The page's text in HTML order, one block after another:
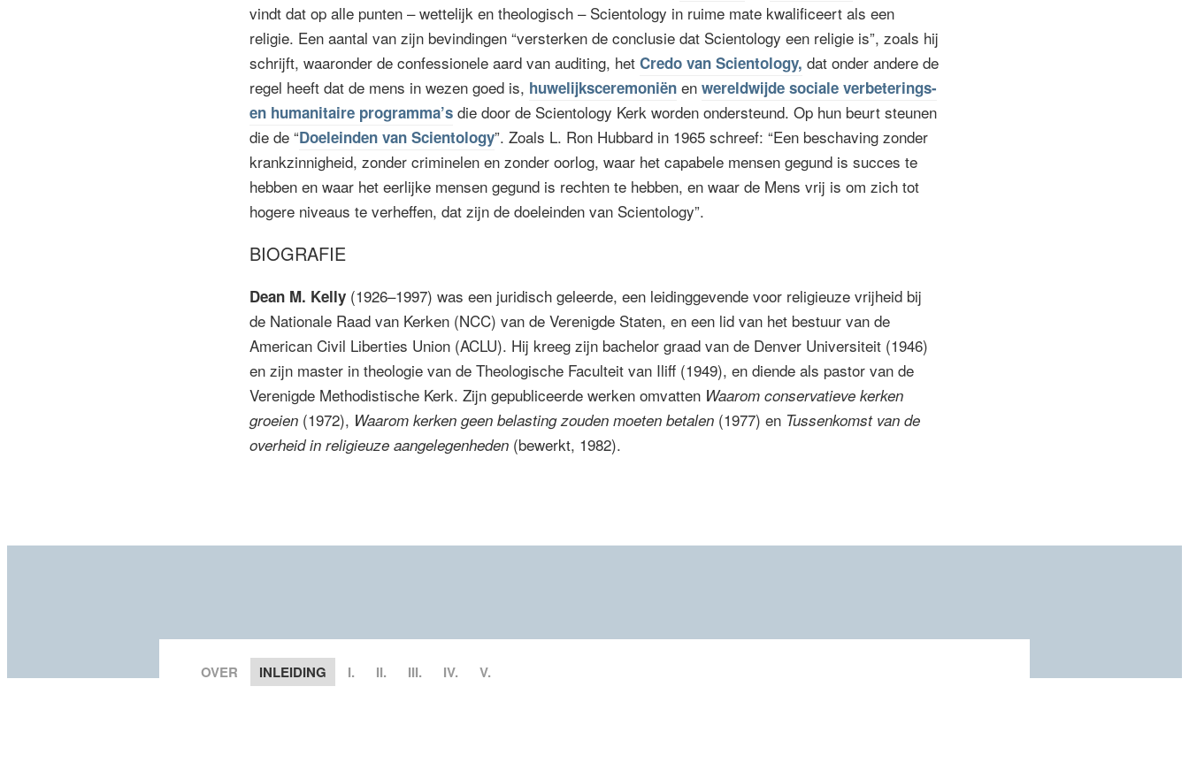
vindt dat op alle punten – wettelijk en theologisch – Scientology in ruime mate kwalificeert als een
religie. Een aantal van zijn bevindingen “versterken de conclusie dat Scientology een religie is”, zoals hij
schrijft, waaronder de confessionele aard van auditing, hetCredo van Scientology, dat onder andere de
regel heeft dat de mens in wezen goed is, huwelijksceremoniën enwereldwijde sociale verbeterings-
en humanitaire programma’s die door de Scientology Kerk worden ondersteund. Op hun beurt steunen
die de “Doeleinden van Scientology”. Zoals L. Ron Hubbard in 1965 schreef: “Een beschaving zonder
krankzinnigheid, zonder criminelen en zonder oorlog, waar het capabele mensen gegund is succes te
hebben en waar het eerlijke mensen gegund is rechten te hebben, en waar de Mens vrij is om zich tot
hogere niveaus te verheffen, dat zijn de doeleinden van Scientology”.
BIOGRAFIE
Dean M. Kelly (1926–1997) was een juridisch geleerde, een leidinggevende voor religieuze vrijheid bij
de Nationale Raad van Kerken (NCC) van de Verenigde Staten, en een lid van het bestuur van de
American Civil Liberties Union (ACLU). Hij kreeg zijn bachelor graad van de Denver Universiteit (1946)
en zijn master in theologie van de Theologische Faculteit van Iliff (1949), en diende als pastor van de
Verenigde Methodistische Kerk. Zijn gepubliceerde werken omvatten Waarom conservatieve kerken
groeien (1972), Waarom kerken geen belasting zouden moeten betalen (1977) en Tussenkomst van de
overheid in religieuze aangelegenheden (bewerkt, 1982).
OVER INLEIDING I. II. III. IV. V.